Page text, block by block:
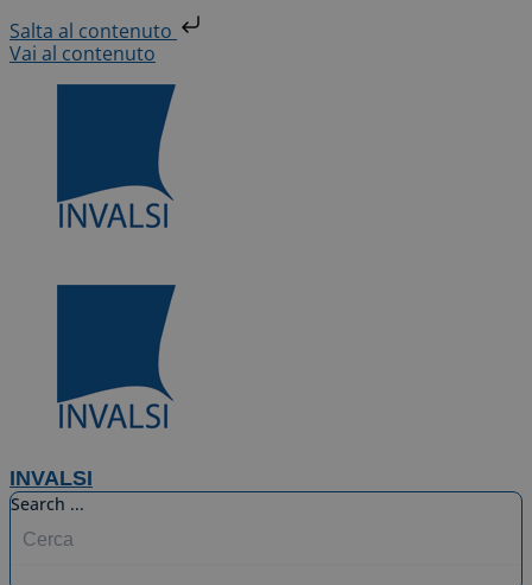
Salta al contenuto
Vai al contenuto
INVALSI
Search ...